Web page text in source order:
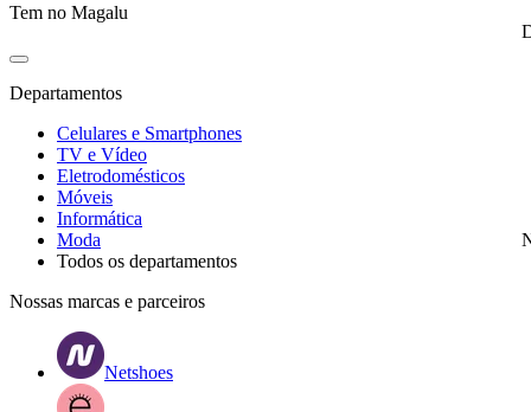
Tem no Magalu
Departamentos
Celulares e Smartphones
TV e Vídeo
Eletrodomésticos
Móveis
Informática
Moda
Todos os departamentos
Nossas marcas e parceiros
Netshoes